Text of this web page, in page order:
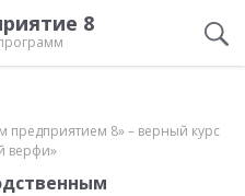
8
предприятием 8» – верный курс
верфи»